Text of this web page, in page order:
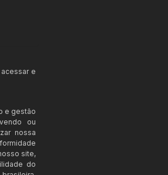
e
e gestão
ou
nossa
site,
do